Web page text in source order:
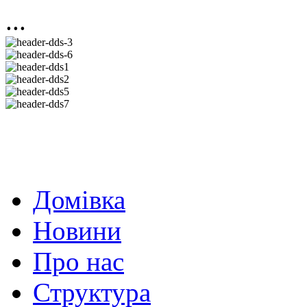
...
Домівка
Новини
Про нас
Структура